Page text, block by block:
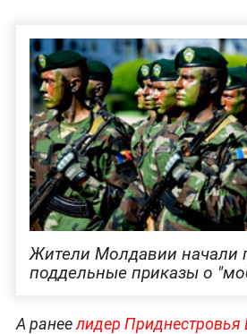
Жители Молдавии начали
поддельные приказы о
А ранеелидер